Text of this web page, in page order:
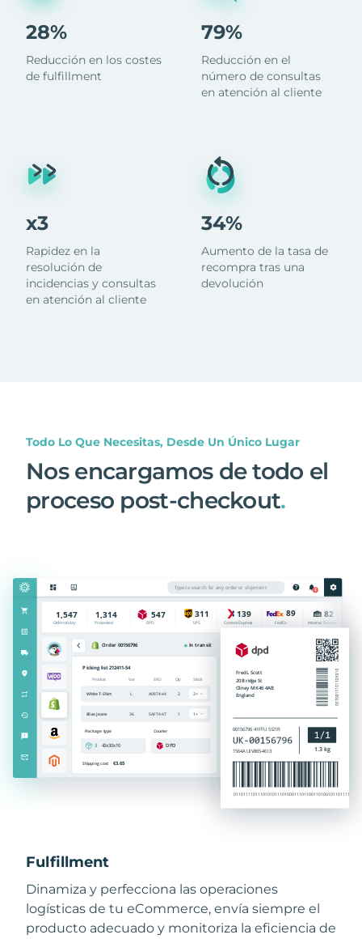
28%
Reducción en los costes
de fulfillment
x3
Rapidez en la
resolución de
incidencias y consultas
en atención al cliente
79%
Reducción en el
número de consultas
en atención al cliente
34%
Aumento de la tasa de
recompra tras una
devolución
Todo Lo Que Necesitas, Desde Un Único Lugar
Nos encargamos de todo el
proceso post-checkout.
Fulfillment
Dinamiza y perfecciona las operaciones
logísticas de tu eCommerce, envía siempre el
producto adecuado y monitoriza la eficiencia de